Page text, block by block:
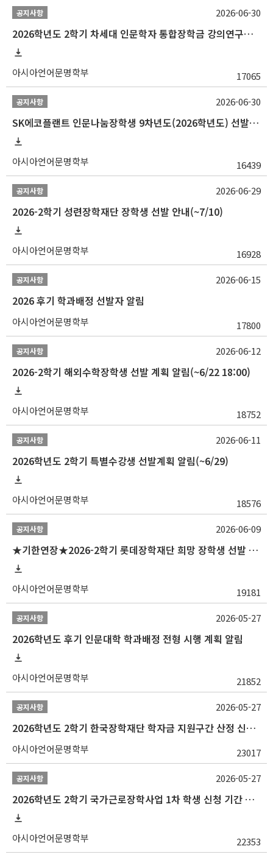
공지사항
2026학년도 2학기 차세대 인문학자 통합장학금 강의연구조교 선발 안내(~7/8)
아시아언어문명학부 17065
2026-06-30
공지사항
SK에코플랜트 인문나눔장학생 9차년도(2026학년도) 선발 안내(~7/20)
아시아언어문명학부 16439
2026-06-30
공지사항
2026-2학기 성련장학재단 장학생 선발 안내(~7/10)
아시아언어문명학부 16928
2026-06-29
공지사항
2026 후기 학과배정 선발자 알림
아시아언어문명학부 17800
2026-06-15
공지사항
2026-2학기 해외수학장학생 선발 계획 알림(~6/22 18:00)
아시아언어문명학부 18752
2026-06-12
공지사항
2026학년도 2학기 특별수강생 선발계획 알림(~6/29)
아시아언어문명학부 18576
2026-06-11
공지사항
★기한연장★2026-2학기 롯데장학재단 희망 장학생 선발 안내(~6/15
아시아언어문명학부 19181
2026-06-09
공지사항
2026학년도 후기 인문대학 학과배정 전형 시행 계획 알림
아시아언어문명학부 21852
2026-05-27
공지사항
2026학년도 2학기 한국장학재단 학자금 지원구간 산정 신청 안내
아시아언어문명학부 23017
2026-05-27
공지사항
2026학년도 2학기 국가근로장학사업 1차 학생 신청 기간 안내
아시아언어문명학부 22353
2026-05-27